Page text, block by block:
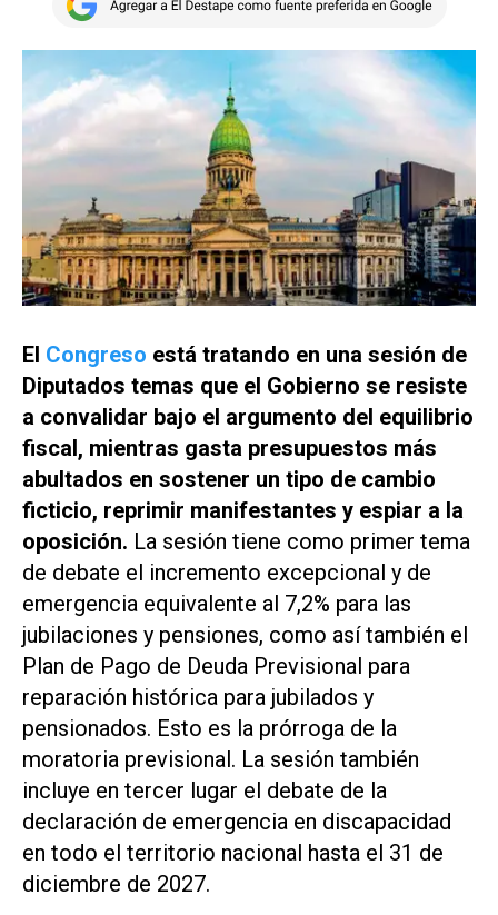
El Congreso está tratando en una sesión de
Diputados temas que el Gobierno se resiste
a convalidar bajo el argumento del equilibrio
fiscal, mientras gasta presupuestos más
abultados en sostener un tipo de cambio
ficticio, reprimir manifestantes y espiar a la
oposición. La sesión tiene como primer tema
de debate el incremento excepcional y de
emergencia equivalente al 7,2% para las
jubilaciones y pensiones, como así también el
Plan de Pago de Deuda Previsional para
reparación histórica para jubilados y
pensionados. Esto es la prórroga de la
moratoria previsional. La sesión también
incluye en tercer lugar el debate de la
declaración de emergencia en discapacidad
en todo el territorio nacional hasta el 31 de
diciembre de 2027.